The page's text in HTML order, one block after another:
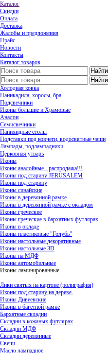
Каталог
Скидки
Оплата
Доставка
Жалобы и предложения
Прайс
Новости
Контакты
Каталог товаров
Холодная ковка
Паникадила, хоросы, бра
Подсвечники
Иконы большие и Храмовые
Аналои
Семисвечники
Панихидные столы
Подставки под ковчеги, водосвятные чаши
Лампады, подлампадники
Церковная утварь
Иконы
Иконы аналойные - распродажа!!!
Иконы под старину JERUSALEM
Иконы под старину
Иконы синайские
Иконы в деревянной рамке
Иконы в деревянной рамке с окладом
Иконы греческие
Иконы греческие в бархатных футлярах
Иконы в окладе
Иконы пластиковые "Голубь"
Иконы настольные декоративные
Иконы настольные 3D
Иконы на МДФ
Иконы автомобильные
Иконы ламинированные
Лики святых на картоне (полиграфия)
Иконы под старину на дереве.
Иконы Дивеевские
Иконы в багетной рамке
Бархатные складни
Складни в кожаных футлярах
Складни МДФ
Складни деревянные
Свечи
Масло лампадное